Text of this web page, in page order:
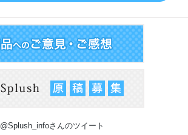
@Splush_infoさんのツイート